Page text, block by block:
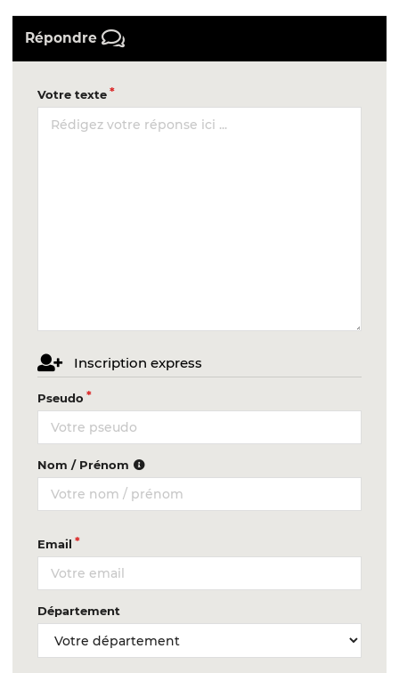
Répondre
Votre texte
Inscription express
Pseudo
Nom / Prénom
Email
Département